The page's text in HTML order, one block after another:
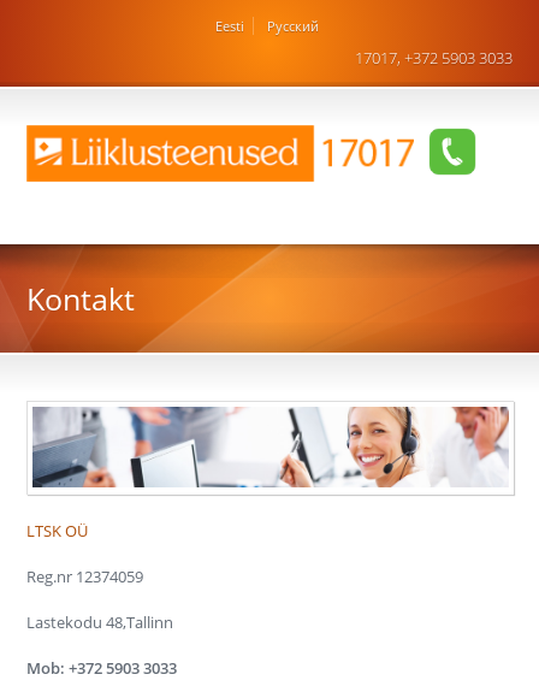
Eesti Русский
17017, +372 5903 3033
Kontakt
LTSK OÜ
Reg.nr 12374059
Lastekodu 48,Tallinn
Mob: +372 5903 3033